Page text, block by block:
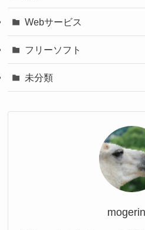
Webサービス
フリーソフト
未分類